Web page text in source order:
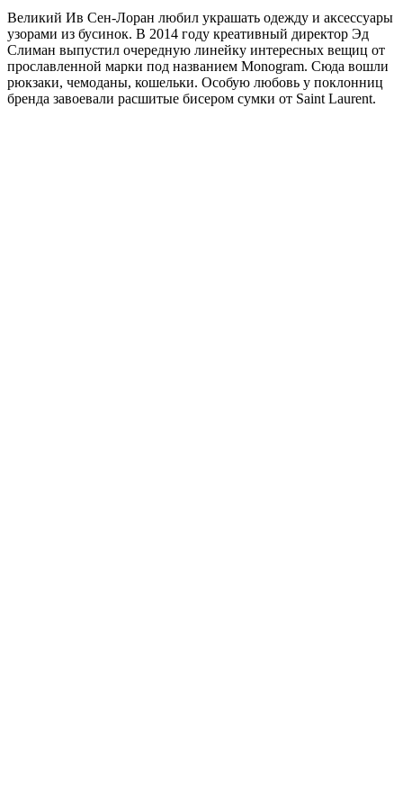
Великий Ив Сен-Лоран любил украшать одежду и аксессуары
узорами из бусинок. В 2014 году креативный директор Эд
Слиман выпустил очередную линейку интересных вещиц от
прославленной марки под названием Monogram. Сюда вошли
рюкзаки, чемоданы, кошельки. Особую любовь у поклонниц
бренда завоевали расшитые бисером сумки от Saint Laurent.